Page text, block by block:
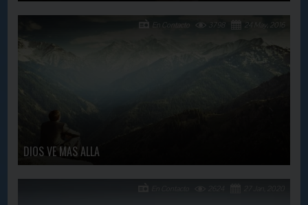
DIOS VE MAS ALLA
24 May, 2016
3798
En Contacto